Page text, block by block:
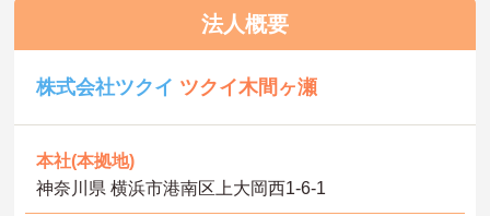
法人概要
株式会社ツクイ ツクイ木間ヶ瀬
本社(本拠地)
神奈川県 横浜市港南区上大岡西1-6-1